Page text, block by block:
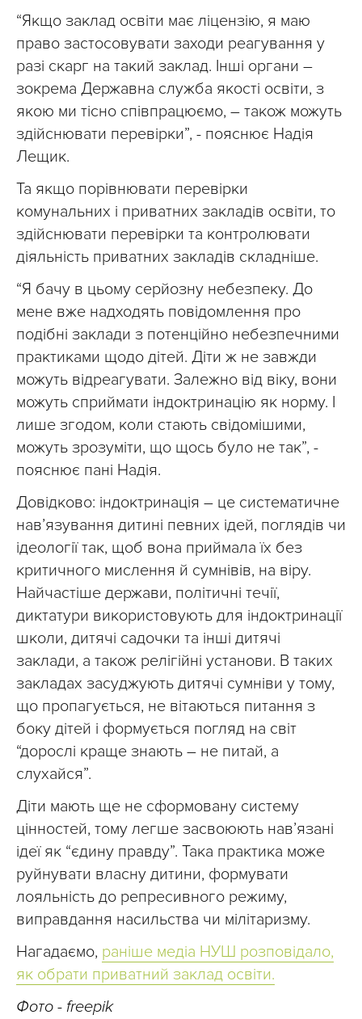
“Якщо заклад освіти має ліцензію, я маю
право застосовувати заходи реагування у
разі скарг на такий заклад. Інші органи –
зокрема Державна служба якості освіти, з
якою ми тісно співпрацюємо, – також можуть
здійснювати перевірки”, - пояснює Надія
Лещик.
Та якщо порівнювати перевірки
комунальних і приватних закладів освіти, то
здійснювати перевірки та контролювати
діяльність приватних закладів складніше.
“Я бачу в цьому серйозну небезпеку. До
мене вже надходять повідомлення про
подібні заклади з потенційно небезпечними
практиками щодо дітей. Діти ж не завжди
можуть відреагувати. Залежно від віку, вони
можуть сприймати індоктринацію як норму. І
лише згодом, коли стають свідомішими,
можуть зрозуміти, що щось було не так”, -
пояснює пані Надія.
Довідково: індоктринація – це систематичне
нав’язування дитині певних ідей, поглядів чи
ідеології так, щоб вона приймала їх без
критичного мислення й сумнівів, на віру.
Найчастіше держави, політичні течії,
диктатури використовують для індоктринації
школи, дитячі садочки та інші дитячі
заклади, а також релігійні установи. В таких
закладах засуджують дитячі сумніви у тому,
що пропагується, не вітаються питання з
боку дітей і формується погляд на світ
“дорослі краще знають – не питай, а
слухайся”.
Діти мають ще не сформовану систему
цінностей, тому легше засвоюють нав’язані
ідеї як “єдину правду”. Така практика може
руйнувати власну дитини, формувати
лояльність до репресивного режиму,
виправдання насильства чи мілітаризму.
Нагадаємо, раніше медіа НУШ розповідало,
як обрати приватний заклад освіти.
Фото - freepik